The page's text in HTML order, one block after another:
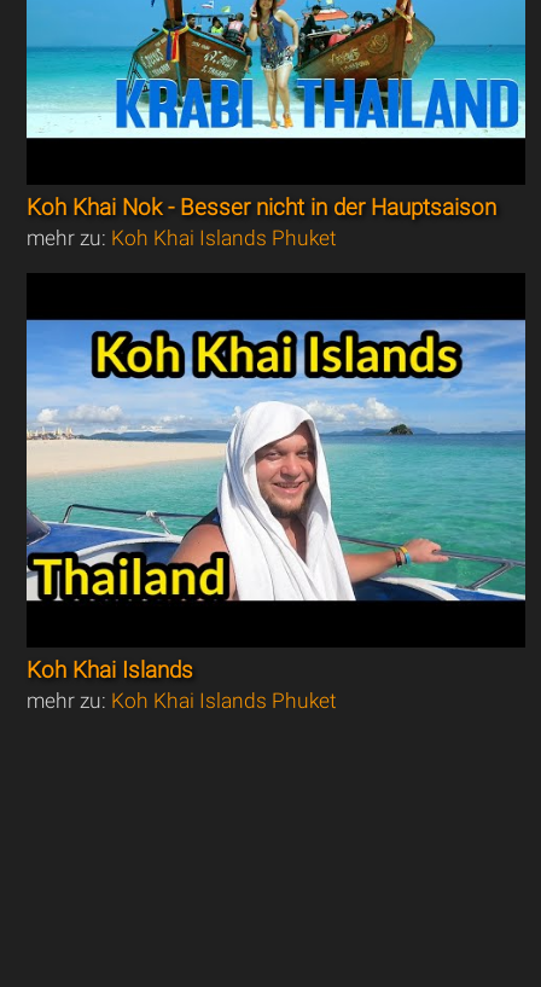
Koh Khai Nok - Besser nicht in der Hauptsaison
mehr zu: Koh Khai Islands Phuket
Koh Khai Islands
mehr zu: Koh Khai Islands Phuket